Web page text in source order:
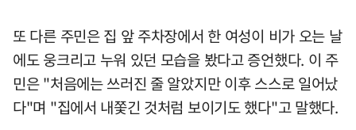
또 다른 주민은 집 앞 주차장에서 한 여성이 비가 오는 날
에도 웅크리고 누워 있던 모습을 봤다고 증언했다. 이 주
민은 "처음에는 쓰러진 줄 알았지만 이후 스스로 일어났
다"며 "집에서 내쫓긴 것처럼 보이기도 했다"고 말했다.